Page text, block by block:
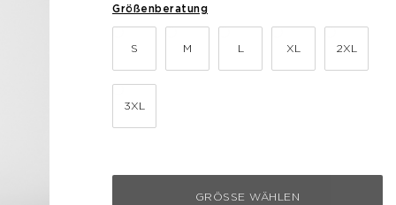
Größenberatung
S M L XL 2XL
3XL
GRÖSSE WÄHLEN